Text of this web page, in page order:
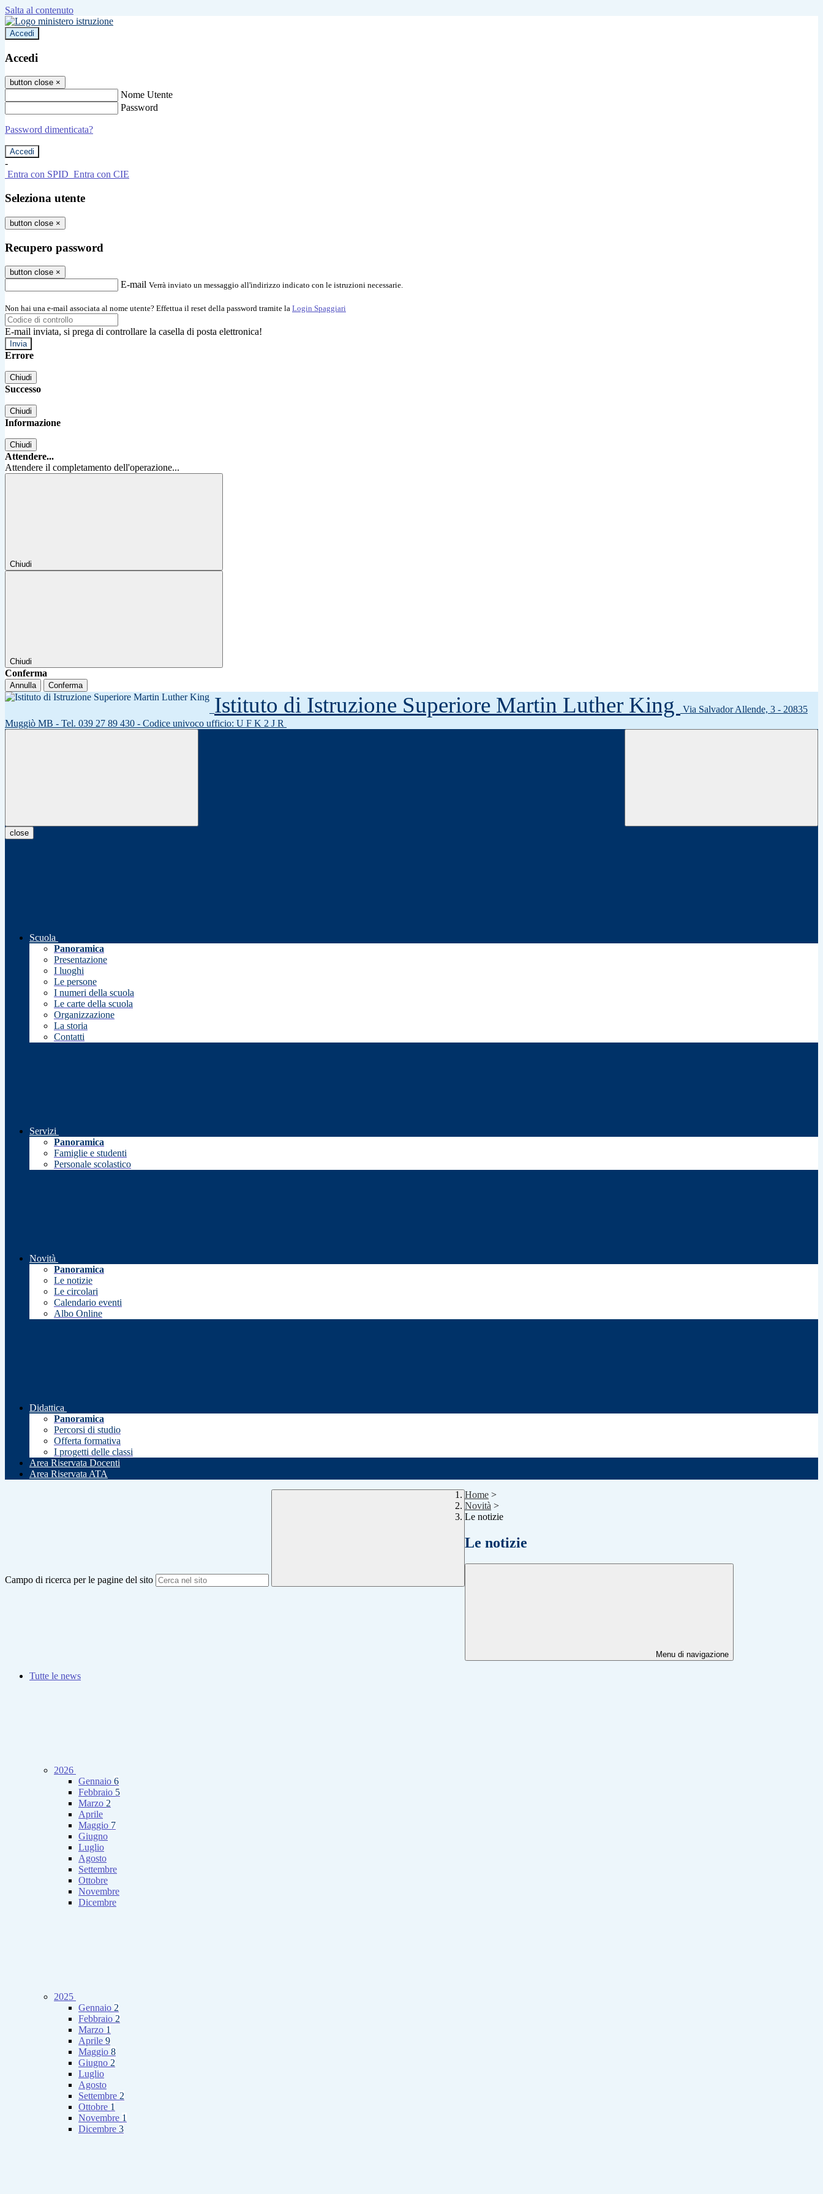
Salta al contenuto
Accedi
Accedi
button close ×
Nome Utente
Password
Password dimenticata?
-
Entra con SPID Entra con CIE
Seleziona utente
button close ×
Recupero password
button close ×
E-mail Verrà inviato un messaggio all'indirizzo indicato con le istruzioni necessarie.
Non hai una e-mail associata al nome utente? Effettua il reset della password tramite la Login Spaggiari
E-mail inviata, si prega di controllare la casella di posta elettronica!
Errore
Chiudi
Successo
Chiudi
Informazione
Chiudi
Attendere...
Attendere il completamento dell'operazione...
Chiudi
Chiudi
Conferma
Annulla Conferma
Istituto di Istruzione Superiore Martin Luther King
Via Salvador Allende, 3 - 20835
Muggiò MB - Tel. 039 27 89 430 - Codice univoco ufficio: U F K 2 J R
close
Scuola
Panoramica
Presentazione
I luoghi
Le persone
I numeri della scuola
Le carte della scuola
Organizzazione
La storia
Contatti
Servizi
Panoramica
Famiglie e studenti
Personale scolastico
Novità
Panoramica
Le notizie
Le circolari
Calendario eventi
Albo Online
Didattica
Panoramica
Percorsi di studio
Offerta formativa
I progetti delle classi
Area Riservata Docenti
Area Riservata ATA
Campo di ricerca per le pagine del sito
Home >
Novità >
Le notizie
Le notizie
Menu di navigazione
Tutte le news
2026
Gennaio 6
Febbraio 5
Marzo 2
Aprile
Maggio 7
Giugno
Luglio
Agosto
Settembre
Ottobre
Novembre
Dicembre
2025
Gennaio 2
Febbraio 2
Marzo 1
Aprile 9
Maggio 8
Giugno 2
Luglio
Agosto
Settembre 2
Ottobre 1
Novembre 1
Dicembre 3